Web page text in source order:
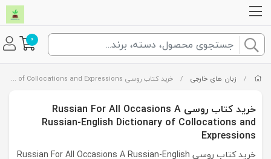
0
/ زبان های خارجی / خرید کتاب روسی Russian For All Occasions A Russian-English Dictionary of Collocations and Expressions
خرید کتاب روسی Russian For All Occasions A
Russian-English Dictionary of Collocations and
Expressions
خرید کتاب روسی Russian For All Occasions A Russian-English